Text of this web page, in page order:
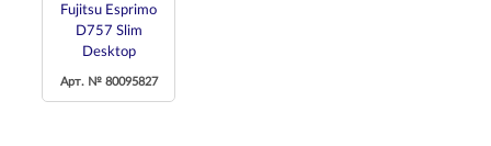
Fujitsu Esprimo
D757 Slim
Desktop
Арт. № 80095827